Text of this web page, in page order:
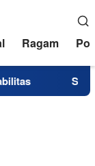
Ragam
Superintendent